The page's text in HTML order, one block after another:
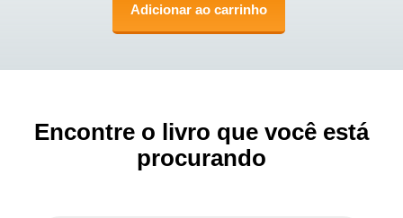
Adicionar ao carrinho
Encontre o livro que você está
procurando